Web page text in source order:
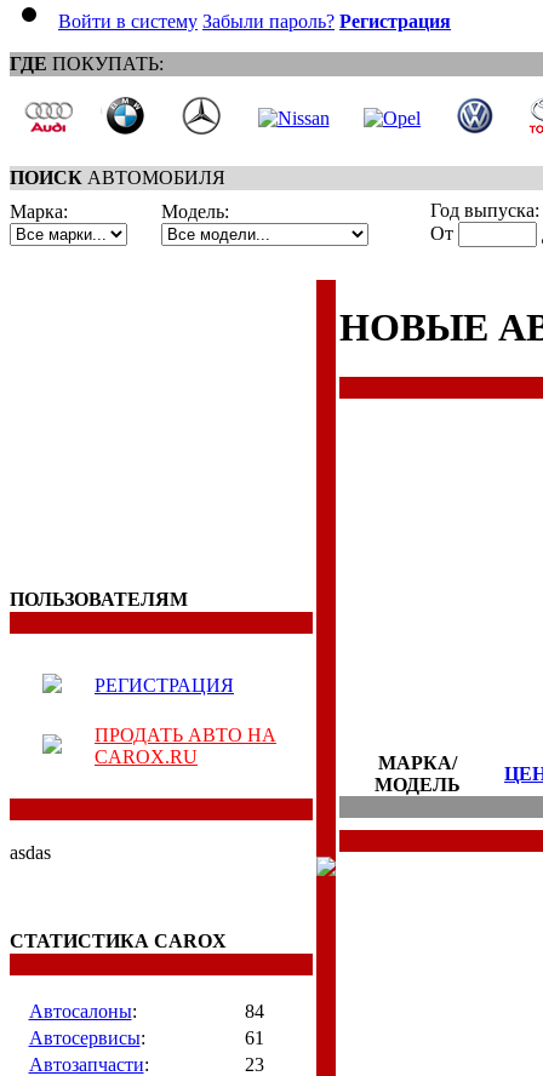
Войти в систему Забыли пароль? Регистрация
ГДЕ ПОКУПАТЬ:
ПОИСК АВТОМОБИЛЯ
Марка:
Модель:
Год выпуска:
От
ПОЛЬЗОВАТЕЛЯМ
РЕГИСТРАЦИЯ
ПРОДАТЬ АВТО НА
CAROX.RU
asdas
СТАТИСТИКА CAROX
Автосалоны:
84
Автосервисы:
61
Автозапчасти:
23
НОВЫЕ
МАРКА/
МОДЕЛЬ